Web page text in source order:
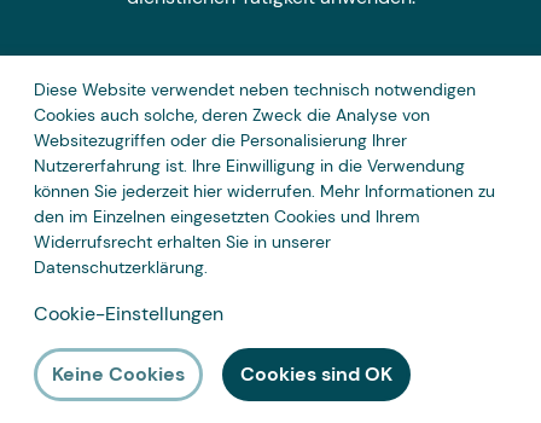
Zahlungsarten
Diese Website verwendet neben technisch notwendigen
Cookies auch solche, deren Zweck die Analyse von
Websitezugriffen oder die Personalisierung Ihrer
Nutzererfahrung ist. Ihre Einwilligung in die Verwendung
können Sie jederzeit hier widerrufen. Mehr Informationen zu
den im Einzelnen eingesetzten Cookies und Ihrem
Widerrufsrecht erhalten Sie in unserer
Datenschutzerklärung.
Cookie-Einstellungen
Keine Cookies Cookies sind OK